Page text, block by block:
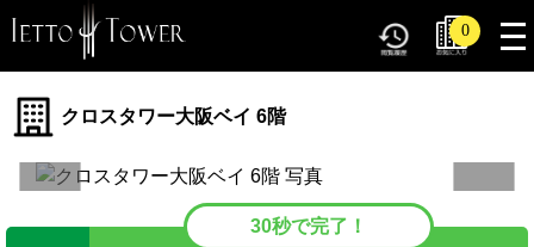
0
クロスタワー大阪ベイ 6階
30秒で完了！